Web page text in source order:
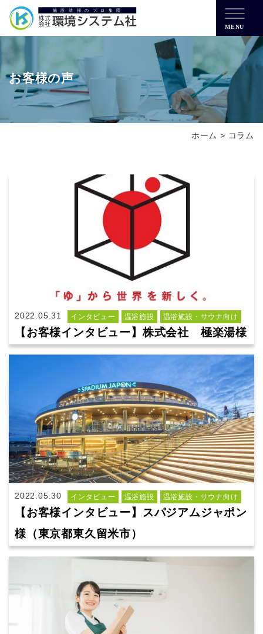
MENU
お客様の声
ホーム > コラム
2022.05.31 インタビュー 温浴施設 温浴施設・サウナ向け
【お客様インタビュー】株式会社 極楽湯様
2022.05.30 インタビュー 温浴施設 温浴施設・サウナ向け
【お客様インタビュー】スパジアムジャポン
様（東京都東久留米市）